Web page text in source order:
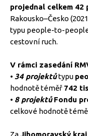
projednal celkem 42
Rakousko–Česko
typu people-to-
cestovní ruch.
V rámci zasedání
• 34 projektůtypu
hodnotě téměř 742
• 8 projektů Fondu
celkové hodnotě
Za Jihomoravský kraj